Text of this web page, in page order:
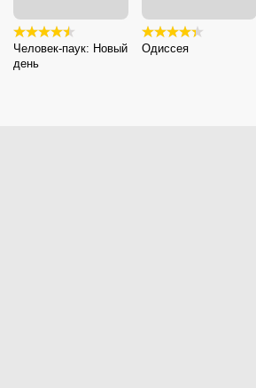
Человек-паук: Новый
день
Одиссея